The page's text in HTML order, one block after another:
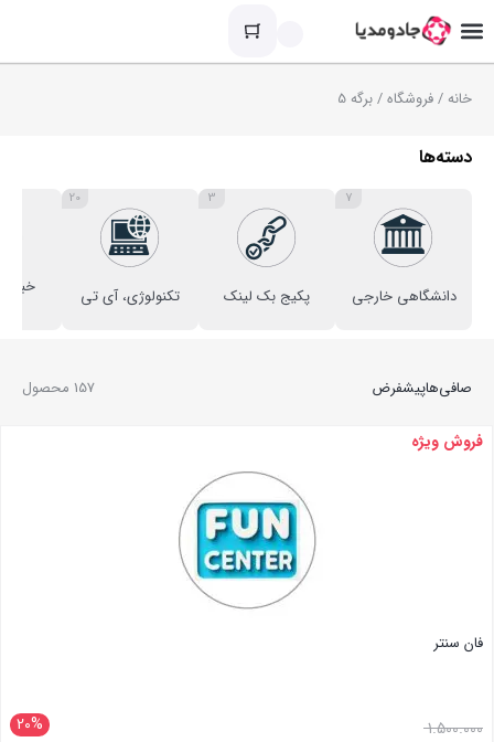
خانه/فروشگاه/ برگه 5
دسته‌ها
دانشگاهی خارجی
7
پکیج بک لینک
3
تکنولوژی، آی تی
20
خبری
157 محصول صافی‌هاپیشفرض
فروش ویژه
فان سنتر
20% 1.500.000